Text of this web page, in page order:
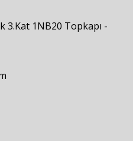
3.Kat 1NB20 Topkapı -